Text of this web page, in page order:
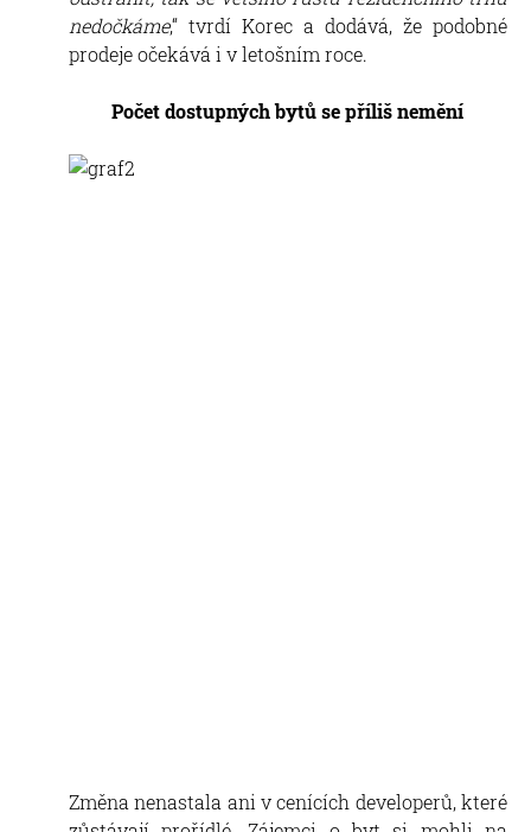
nedočkáme,“ tvrdí Korec a dodává, že podobné
prodeje očekává i v letošním roce.
Počet dostupných bytů se příliš nemění
Změna nenastala ani v cenících developerů, které